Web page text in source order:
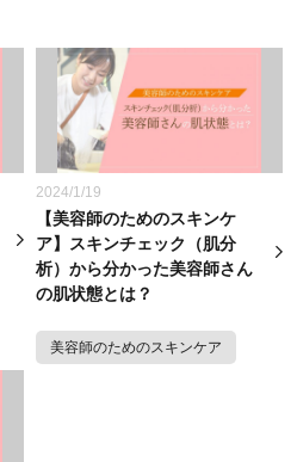
2024/1/19
【美容師のためのスキンケ
ア】スキンチェック（肌分
析）から分かった美容師さん
の肌状態とは？
美容師のためのスキンケア